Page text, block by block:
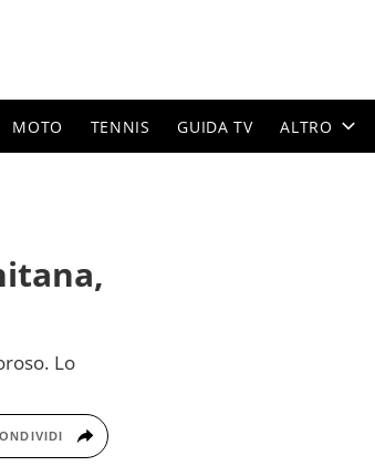
MOTO TENNIS GUIDA TV ALTRO
Lo